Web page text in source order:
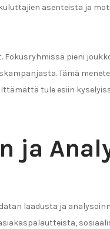
asenteista ja
pieni
Tämä
tule esiin
ja
laadusta ja